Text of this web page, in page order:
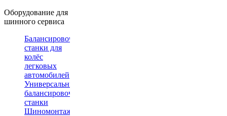
Оборудование для
шинного сервиса
Балансировочные
станки для
колёс
легковых
автомобилей
Универсальные
балансировочные
станки
Шиномонтажные